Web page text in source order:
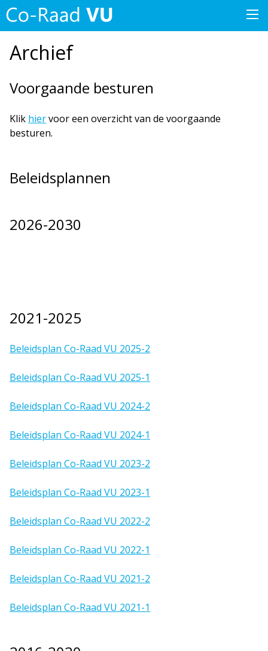
Archief
Voorgaande besturen
Klik hiervoor een overzicht van de voorgaande
besturen.
Beleidsplannen
2026-2030
2021-2025
Beleidsplan Co-Raad VU 2025-2
Beleidsplan Co-Raad VU 2025-1
Beleidsplan Co-Raad VU 2024-2
Beleidsplan Co-Raad VU 2024-1
Beleidsplan Co-Raad VU 2023-2
Beleidsplan Co-Raad VU 2023-1
Beleidsplan Co-Raad VU 2022-2
Beleidsplan Co-Raad VU 2022-1
Beleidsplan Co-Raad VU 2021-2
Beleidsplan Co-Raad VU 2021-1